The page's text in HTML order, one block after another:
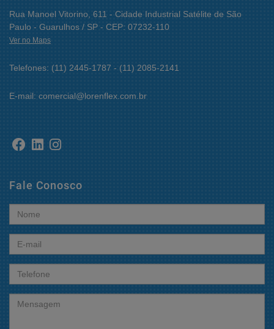
Rua Manoel Vitorino, 611 - Cidade Industrial Satélite de São
Paulo - Guarulhos / SP - CEP: 07232-110
Ver no Maps
Telefones: (11) 2445-1787 - (11) 2085-2141
E-mail: comercial@lorenflex.com.br
Fale Conosco